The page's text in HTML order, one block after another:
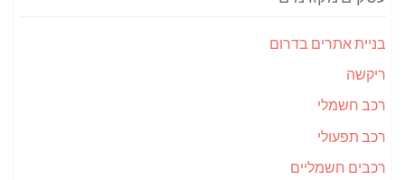
בניית אתרים בדרום
ריקשה
רכב חשמלי
רכב תפעולי
רכבים חשמליים